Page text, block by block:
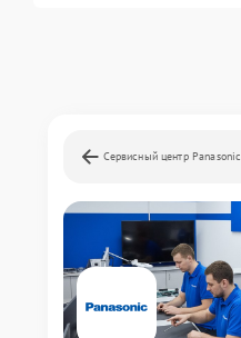
Сервисный центр Panasonic